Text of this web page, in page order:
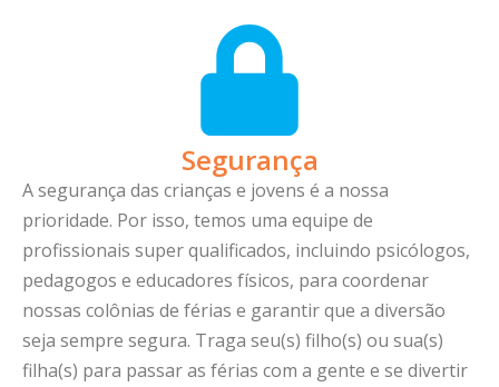
Segurança
A segurança das crianças e jovens é a nossa
prioridade. Por isso, temos uma equipe de
profissionais super qualificados, incluindo psicólogos,
pedagogos e educadores físicos, para coordenar
nossas colônias de férias e garantir que a diversão
seja sempre segura. Traga seu(s) filho(s) ou sua(s)
filha(s) para passar as férias com a gente e se divertir